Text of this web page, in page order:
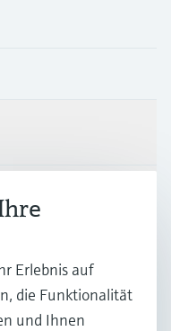
Erlebnis auf
die Funktionalität
und Ihnen